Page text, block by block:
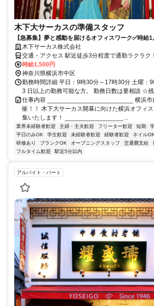
木下大サーカスの準備スタッフ
【急募集】夢と感動を届けるオフィスワーク✅時給
木下サーカス株式会社
交通・アクセス 駅近徒歩3分程度で通勤ラクラク！
時給1,500円
神奈川県横浜市中区
勤務時間詳細 平日：9時30分～17時30分 土曜：
3 日以上の勤務可能な方。 勤務日数は要相談 ☆
仕事内容 _________________________ 横浜市
催！！ 木下大サーカス開幕に向けた横浜オフィ
集いたします！ _________________...
業界未経験者歓迎 主婦・主夫歓迎 フリーター歓迎 短期
平日のみOK
学生歓迎 未経験者歓迎 経験者歓迎 ネイルOK
研修あり
ブランクOK オープニングスタッフ 交通費支給
フルタイム歓迎
駅近5分以内
アルバイト・パート